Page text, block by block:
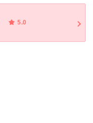
5.0